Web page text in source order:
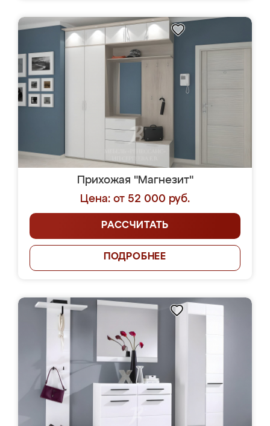
Прихожая "Магнезит"
Цена: от 52 000 руб.
РАССЧИТАТЬ
ПОДРОБНЕЕ